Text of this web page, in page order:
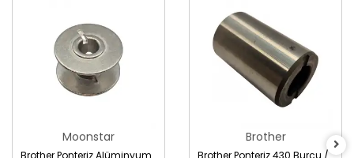
Moonstar
Brother Ponteriz Alüminyum
Brother
Brother Ponteriz 430 Burcu /